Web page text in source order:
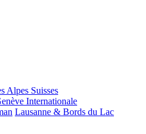
Alpes Suisses
Internationale
Lausanne & Bords du Lac